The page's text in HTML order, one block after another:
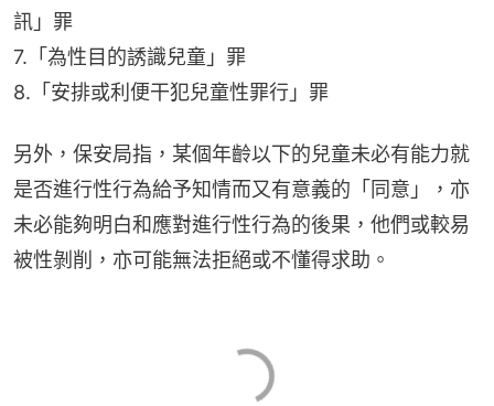
訊」罪
7.「為性目的誘識兒童」罪
8.「安排或利便干犯兒童性罪行」罪
另外，保安局指，某個年齡以下的兒童未必有能力就
是否進行性行為給予知情而又有意義的「同意」，亦
未必能夠明白和應對進行性行為的後果，他們或較易
被性剝削，亦可能無法拒絕或不懂得求助。